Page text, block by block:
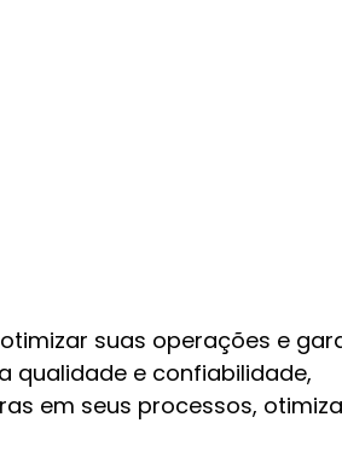
suas operações e
qualidade e confiabilidade,
em seus processos,